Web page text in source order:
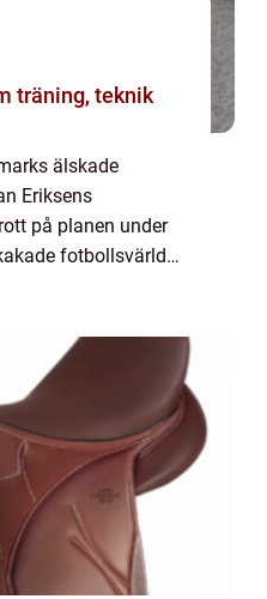
älskade
Eriksens
på planen under
fotbollsvärlden